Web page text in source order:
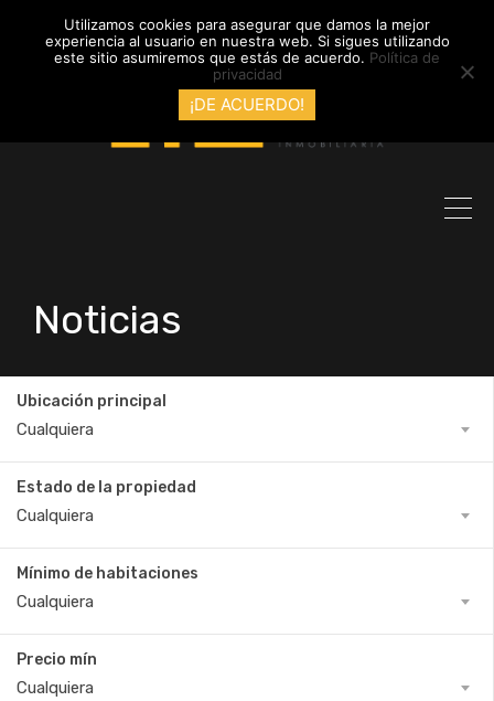
info@inmobiliariadyl.com
Noticias
Ubicación principal
Cualquiera
Estado de la propiedad
Cualquiera
Mínimo de habitaciones
Cualquiera
Precio mín
Cualquiera
Utilizamos cookies para asegurar que damos la mejor
experiencia al usuario en nuestra web. Si sigues utilizando
este sitio asumiremos que estás de acuerdo. Política de
privacidad
¡DE ACUERDO!